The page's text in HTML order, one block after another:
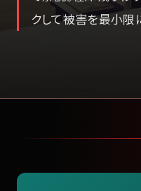
クして被害を最小限